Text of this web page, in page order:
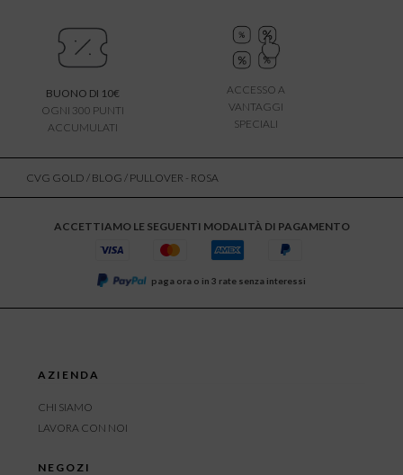
BUONO DI 10€
OGNI 300 PUNTI
ACCUMULATI
ACCESSO A
VANTAGGI
SPECIALI
CVG GOLD / BLOG / PULLOVER - ROSA
ACCETTIAMO LE SEGUENTI MODALITÀ DI PAGAMENTO
paga ora o in 3 rate senza interessi
AZIENDA
CHI SIAMO
LAVORA CON NOI
NEGOZI